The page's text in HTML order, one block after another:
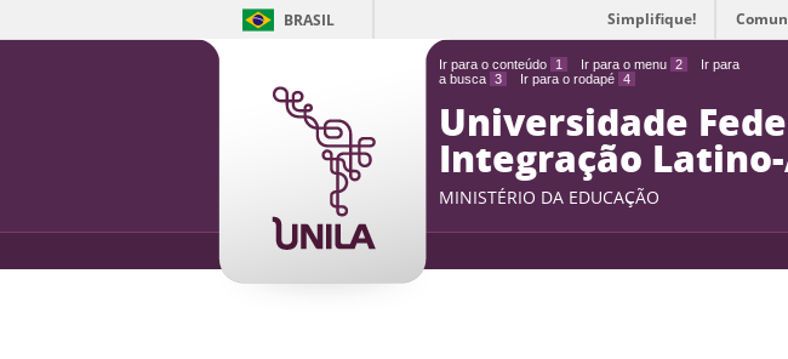
Ir para o conteúdo 1 Ir para o menu 2
Ir para
a busca 3 Ir para o rodapé 4
BRASIL Simplifique!
Universidade
Integração
MINISTÉRIO DA EDUCAÇÃO